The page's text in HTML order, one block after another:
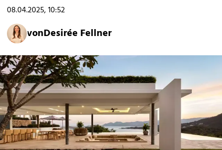
08.04.2025, 10:52
vonDesirée Fellner